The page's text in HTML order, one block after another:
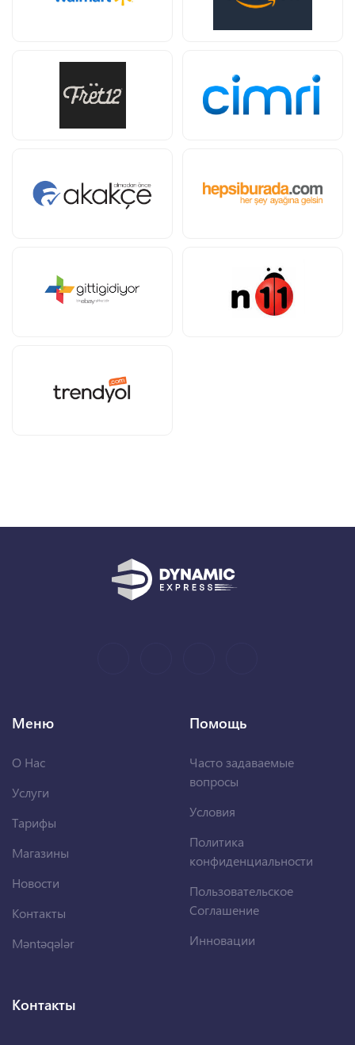
Меню
О Нас
Услуги
Тарифы
Магазины
Новости
Контакты
Məntəqələr
Помощь
Часто задаваемые
вопросы
Условия
Политика
конфиденциальности
Пользовательское
Соглашение
Инновации
Контакты